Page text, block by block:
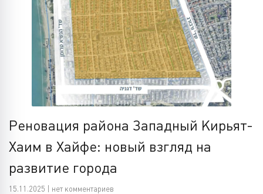
Реновация района Западный Кирьят-
Хаим в Хайфе: новый взгляд на
развитие города
15.11.2025 | нет комментариев